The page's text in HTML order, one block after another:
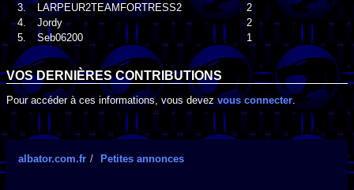
3.
LARPEUR2TEAMFORTRESS2
2
4.
Jordy
2
5.
Seb06200 1
VOS DERNIÈRES CONTRIBUTIONS
Pour accéder à ces informations, vous devez vous connecter.
albator.com.fr Petites annonces